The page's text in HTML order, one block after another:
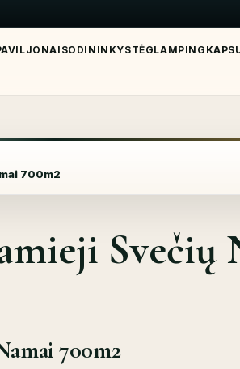
SODININKYSTĖGLAMPING
700m2
Svečių
700m2